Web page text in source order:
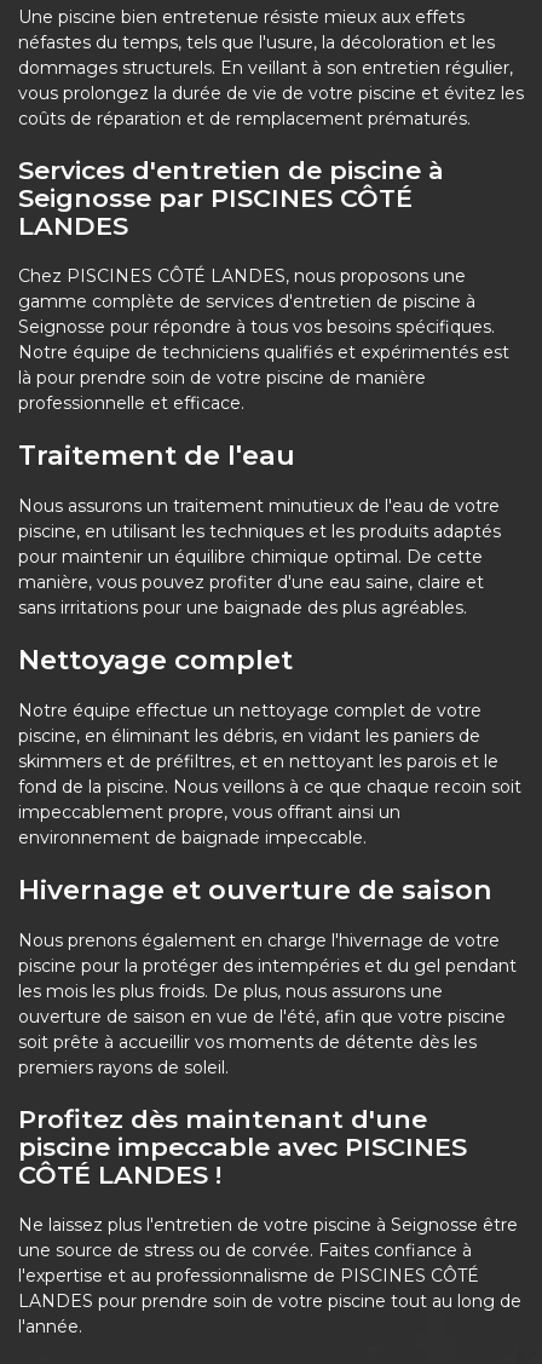
Une piscine bien entretenue résiste mieux aux effets
néfastes du temps, tels que l'usure, la décoloration et les
dommages structurels. En veillant à son entretien régulier,
vous prolongez la durée de vie de votre piscine et évitez les
coûts de réparation et de remplacement prématurés.
Services d'entretien de piscine à
Seignosse par PISCINES CÔTÉ
LANDES
Chez PISCINES CÔTÉ LANDES, nous proposons une
gamme complète de services d'entretien de piscine à
Seignosse pour répondre à tous vos besoins spécifiques.
Notre équipe de techniciens qualifiés et expérimentés est
là pour prendre soin de votre piscine de manière
professionnelle et efficace.
Traitement de l'eau
Nous assurons un traitement minutieux de l'eau de votre
piscine, en utilisant les techniques et les produits adaptés
pour maintenir un équilibre chimique optimal. De cette
manière, vous pouvez profiter d'une eau saine, claire et
sans irritations pour une baignade des plus agréables.
Nettoyage complet
Notre équipe effectue un nettoyage complet de votre
piscine, en éliminant les débris, en vidant les paniers de
skimmers et de préfiltres, et en nettoyant les parois et le
fond de la piscine. Nous veillons à ce que chaque recoin soit
impeccablement propre, vous offrant ainsi un
environnement de baignade impeccable.
Hivernage et ouverture de saison
Nous prenons également en charge l'hivernage de votre
piscine pour la protéger des intempéries et du gel pendant
les mois les plus froids. De plus, nous assurons une
ouverture de saison en vue de l'été, afin que votre piscine
soit prête à accueillir vos moments de détente dès les
premiers rayons de soleil.
Profitez dès maintenant d'une
piscine impeccable avec PISCINES
CÔTÉ LANDES !
Ne laissez plus l'entretien de votre piscine à Seignosse être
une source de stress ou de corvée. Faites confiance à
l'expertise et au professionnalisme de PISCINES CÔTÉ
LANDES pour prendre soin de votre piscine tout au long de
l'année.